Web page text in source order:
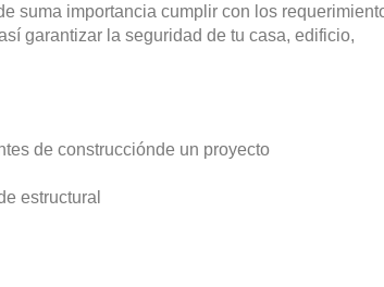
suma importancia cumplir con los
garantizar la seguridad de tu casa, edificio,
de construcciónde un proyecto
estructural